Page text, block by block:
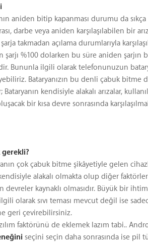
aniden bitip kapanması durumu da sıkça
darbe veya aniden karşılaşılabilen bir
takmadan açılama durumlarıyla
%100 dolarken bu süre aniden şarjın
Bununla ilgili olarak telefonunuzun
Bataryanızın bu denli çabuk bitme
kendisiyle alakalı arızalar,
bir kısa devre sonrasında
gerekli?
çok çabuk bitme şikâyetiyle gelen
alakalı olmakta olup diğer
kaynaklı olmasıdır. Büyük bir
olarak sıvı teması mevcut değil ise
geri çevirebilirsiniz.
faktörünü de eklemek lazım tabi..
seçini seçin daha sonrasında ise pil